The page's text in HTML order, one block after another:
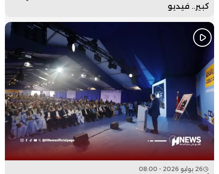
كبير.. فيديو
26 يوليو 2026 - 08:00